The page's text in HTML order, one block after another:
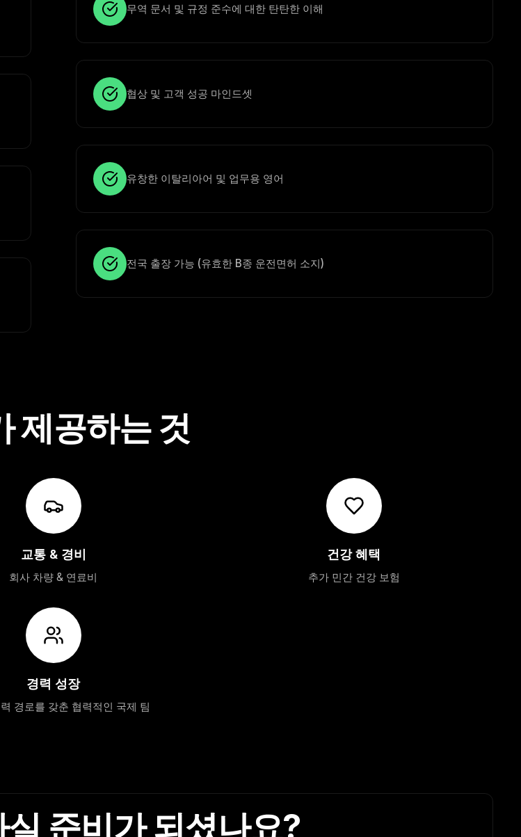
무역 문서 및 규정 준수에 대한 탄탄한 이해
협상 및 고객 성공 마인드셋
유창한 이탈리아어 및 업무용 영어
전국 출장 가능 (유효한 B종 운전면허 소지)
제공하는 것
교통 & 경비
회사 차량 & 연료비
건강 혜택
추가 민간 건강 보험
경력 성장
경로를 갖춘 협력적인 국제 팀
준비가 되셨나요?